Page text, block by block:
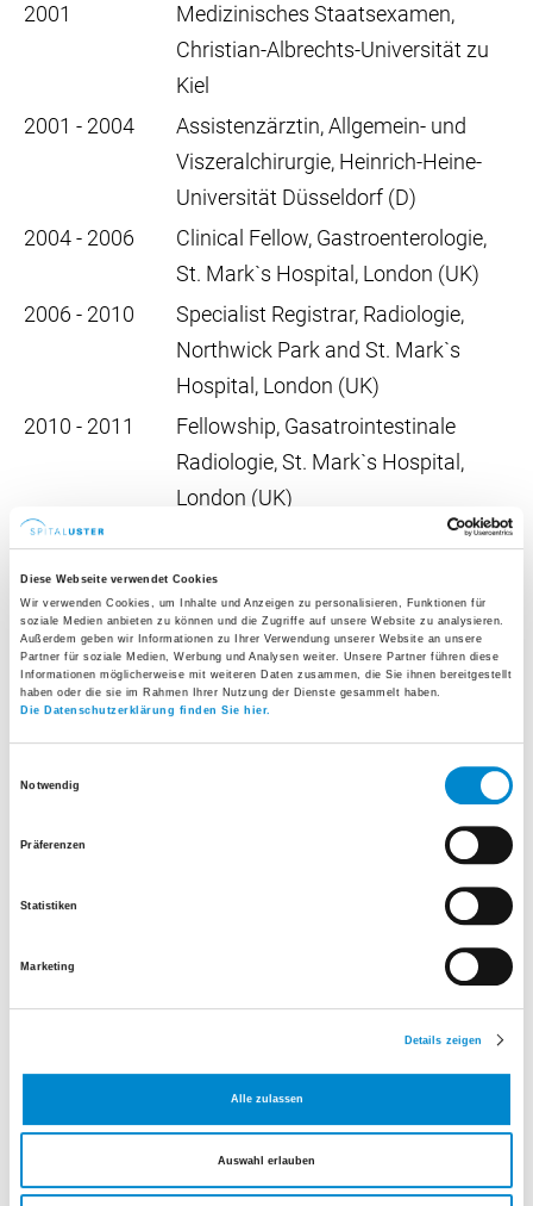
Diese Webseite verwendet Cookies
Wir verwenden Cookies, um Inhalte und Anzeigen zu personalisieren, Funktionen für
soziale Medien anbieten zu können und die Zugriffe auf unsere Website zu analysieren.
Außerdem geben wir Informationen zu Ihrer Verwendung unserer Website an unsere
Partner für soziale Medien, Werbung und Analysen weiter. Unsere Partner führen diese
Informationen möglicherweise mit weiteren Daten zusammen, die Sie ihnen bereitgestellt
haben oder die sie im Rahmen Ihrer Nutzung der Dienste gesammelt haben.
Die Datenschutzerklärung finden Sie hier.
Notwendig
Präferenzen
Statistiken
Marketing
Details zeigen
Alle zulassen
Auswahl erlauben
2001
Medizinisches Staatsexamen,
Christian-Albrechts-Universität zu
Kiel
2001 - 2004
Assistenzärztin, Allgemein- und
Viszeralchirurgie, Heinrich-Heine-
Universität Düsseldorf (D)
2004 - 2006
Clinical Fellow, Gastroenterologie,
St. Mark`s Hospital, London (UK)
2006 - 2010
Specialist Registrar, Radiologie,
Northwick Park and St. Mark`s
Hospital, London (UK)
2010 - 2011
Fellowship, Gasatrointestinale
Radiologie, St. Mark`s Hospital,
London (UK)
2011 - 2012
Consultant Radiologist and Leiterin
Gastrointestinalen Radiologie,
King`s College Hospital, London
(UK)
2012 - 2015
Oberärztin, Institut für Radiologie,
Stadtspital Triemli, Zürich
Oberärztin m.e.V. mit Leiterin der
Modalität Ultraschall, Institut für
Radiologie, Stadtspital Triemli,
2020 - 2021
Co-Chefärztin Radiologie, Spital
Chefärztin Radiologie, Spital Uster
Schwerpunkte